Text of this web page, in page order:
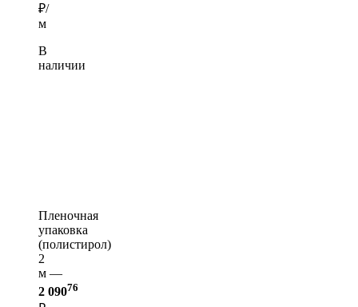
₽/
м
В
наличии
Пленочная
упаковка
(полистирол)
2
м —
2 09076